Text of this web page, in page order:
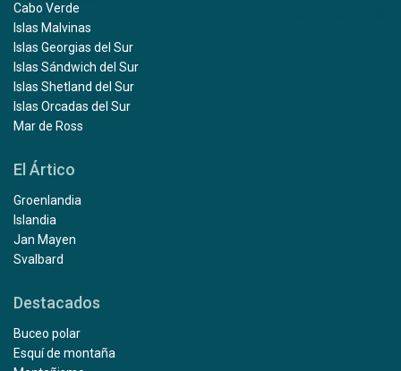
Cabo Verde
Islas Malvinas
Islas Georgias del Sur
Islas Sándwich del Sur
Islas Shetland del Sur
Islas Orcadas del Sur
Mar de Ross
El Ártico
Groenlandia
Islandia
Jan Mayen
Svalbard
Destacados
Buceo polar
Esquí de montaña